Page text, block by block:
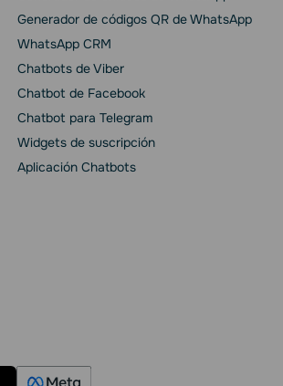
Generador de códigos QR de WhatsApp
WhatsApp CRM
Chatbots de Viber
Chatbot de Facebook
Chatbot para Telegram
Widgets de suscripción
Aplicación Chatbots